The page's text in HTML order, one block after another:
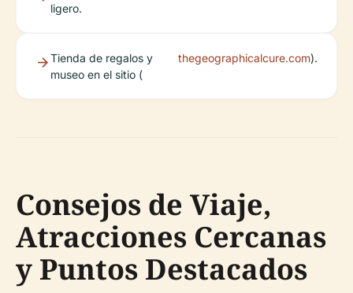
ligero.
Tienda de regalos y
museo en el sitio (
thegeographicalcure.com).
Consejos de Viaje,
Atracciones Cercanas
y Puntos Destacados